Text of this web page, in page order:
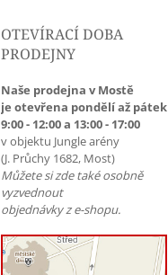
OTEVÍRACÍ DOBA
PRODEJNY
Naše prodejna v Mostě
je otevřena pondělí až pátek
9:00 - 12:00 a 13:00 - 17:00
v objektu Jungle arény
(J. Průchy 1682, Most)
Můžete si zde také osobně
vyzvednout
objednávky z e-shopu.